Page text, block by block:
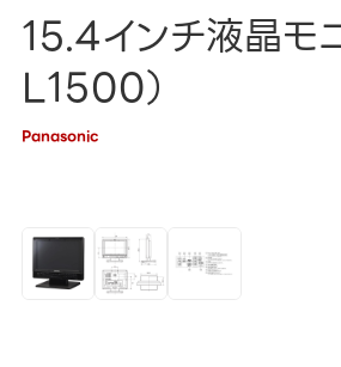
15.4インチ液晶モ
L1500）
Panasonic